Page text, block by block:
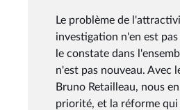
Le problème de
investigation n'en est
le constate dans
n'est pas nouveau. Avec
Bruno Retailleau, nous
priorité, et la réforme qui